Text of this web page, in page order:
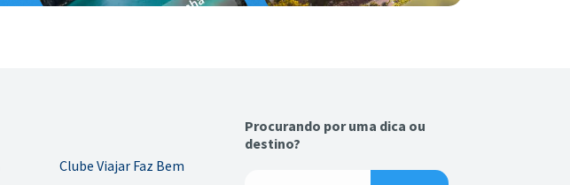
Clube Viajar Faz Bem
Procurando por uma dica ou
destino?